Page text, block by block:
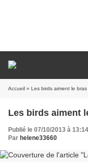
Accueil » Les birds aiment le
Les birds aiment
Publié le 07/10/2013 à 13:14
Par helene33660